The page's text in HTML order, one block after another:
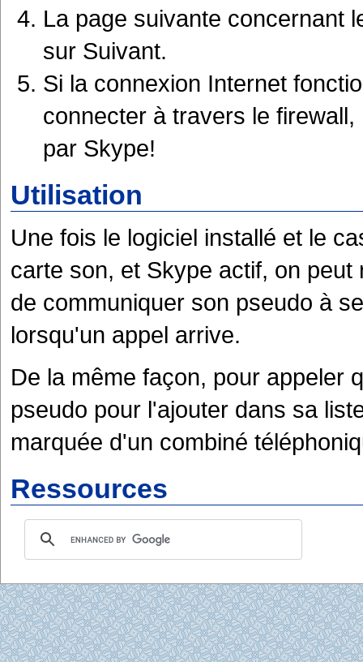
La page suivante concernant
sur Suivant.
Si la connexion Internet
connecter à travers le
par Skype!
Utilisation
Une fois le logiciel installé et le
carte son, et Skype actif, on
de communiquer son pseudo à
lorsqu'un appel arrive.
De la même façon, pour appeler
pseudo pour l'ajouter dans sa
marquée d'un combiné
Ressources